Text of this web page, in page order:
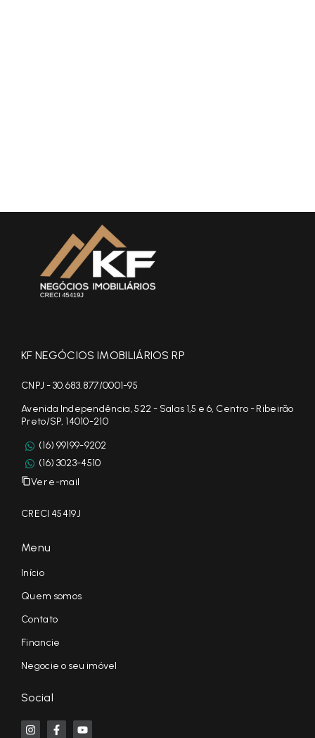
KF NEGÓCIOS IMOBILIÁRIOS RP
CNPJ - 30.683.877/0001-95
Avenida Independência, 522 - Salas 1,5 e 6, Centro - Ribeirão
Preto/SP, 14010-210
(16) 99199-9202
(16) 3023-4510
Ver e-mail
CRECI 45419J
Menu
Início
Quem somos
Contato
Financie
Negocie o seu imóvel
Social